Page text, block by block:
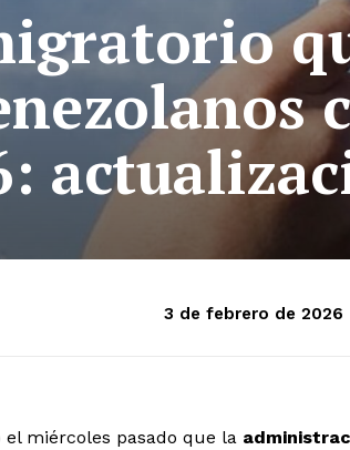
3 de febrero de 2026
miércoles pasado que la